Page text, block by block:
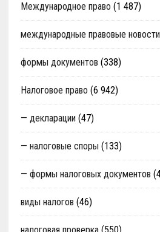
Международное право (1 487)
международные правовые новости
формы документов (338)
Налоговое право (6 942)
— декларации (47)
— налоговые споры (133)
— формы налоговых документов
виды налогов (46)